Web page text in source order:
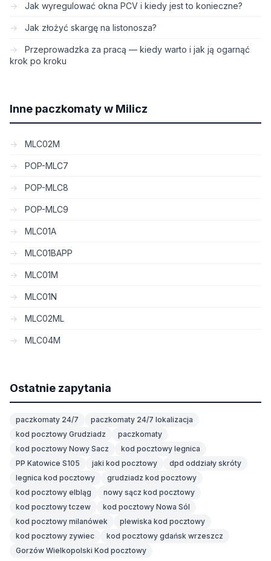
Jak wyregulować okna PCV i kiedy jest to konieczne?
Jak złożyć skargę na listonosza?
Przeprowadzka za pracą — kiedy warto i jak ją ogarnąć
krok po kroku
Inne paczkomaty w Milicz
MLC02M
POP-MLC7
POP-MLC8
POP-MLC9
MLC01A
MLC01BAPP
MLC01M
MLC01N
MLC02ML
MLC04M
Ostatnie zapytania
paczkomaty 24/7
paczkomaty 24/7 lokalizacja
kod pocztowy Grudziadz
paczkomaty
kod pocztowy Nowy Sacz
kod pocztowy legnica
PP Katowice S105
jaki kod pocztowy
dpd oddziały skróty
legnica kod pocztowy
grudziadz kod pocztowy
kod pocztowy elbląg
nowy sącz kod pocztowy
kod pocztowy tczew
kod pocztowy Nowa Sól
kod pocztowy milanówek
plewiska kod pocztowy
kod pocztowy zywiec
kod pocztowy gdańsk wrzeszcz
Gorzów Wielkopolski Kod pocztowy